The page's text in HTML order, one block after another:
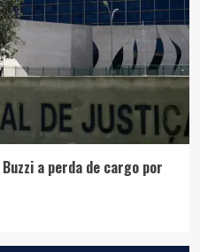
a perda de cargo por